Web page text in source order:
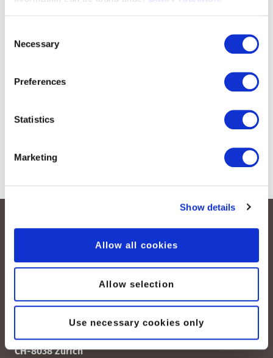
Selection
Necessary
Preferences
Statistics
Marketing
Show details
Allow all cookies
Allow selection
Use necessary cookies only
peoplefone AG
Albisstrasse 107
CH-8038 Zurich